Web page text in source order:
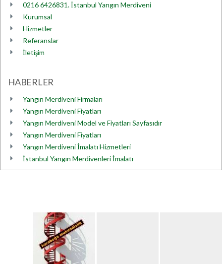
0216 6426831. İstanbul Yangın Merdiveni
Kurumsal
Hizmetler
Referanslar
İletişim
HABERLER
Yangın Merdiveni Firmaları
Yangın Merdiveni Fiyatları
Yangın Merdiveni Model ve Fiyatları Sayfasıdır
Yangın Merdiveni Fiyatları
Yangın Merdiveni İmalatı Hizmetleri
İstanbul Yangın Merdivenleri İmalatı